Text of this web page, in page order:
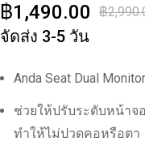
฿1,490.00 ฿
จัดส่ง 3-5 วัน
Anda Seat Dual
ช่วยให้ปรับระดับหน้าจ
ทำให้ไม่ปวดคอหรือตา